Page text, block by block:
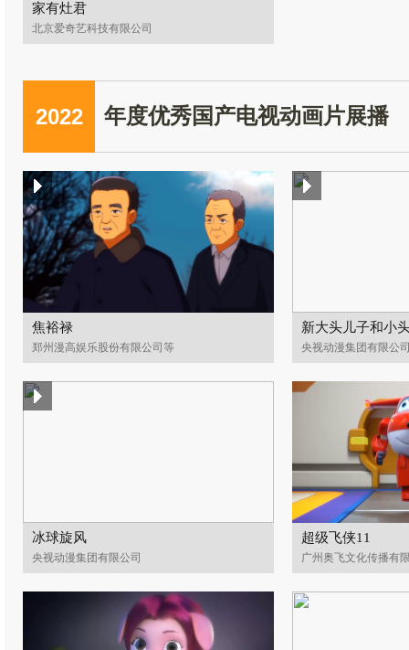
家有灶君
北京爱奇艺科技有限公司
2022 年度优秀国产电视动画片展播
焦裕禄
郑州漫高娱乐股份有限公司等
新大头儿子和小
央视动漫集团有限公
冰球旋风
央视动漫集团有限公司
超级飞侠11
广州奥飞文化传播有